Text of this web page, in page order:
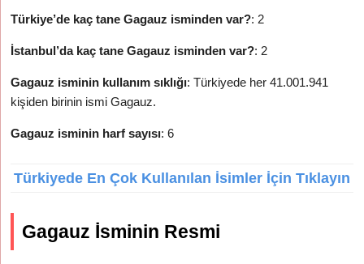
Türkiye’de kaç tane Gagauz isminden var?: 2
İstanbul’da kaç tane Gagauz isminden var?: 2
Gagauz isminin kullanım sıklığı: Türkiyede her 41.001.941
kişiden birinin ismi Gagauz.
Gagauz isminin harf sayısı: 6
Türkiyede En Çok Kullanılan İsimler İçin Tıklayın
Gagauz İsminin Resmi